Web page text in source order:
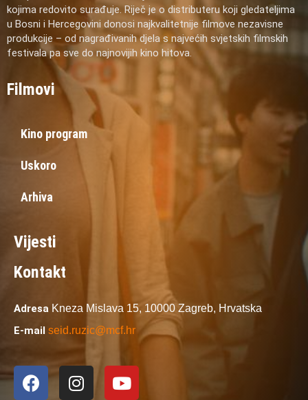
kojima redovito surađuje. Riječ je o distributeru koji gledateljima
u Bosni i Hercegovini donosi najkvalitetnije filmove nezavisne
produkcije – od nagrađivanih djela s najvećih svjetskih filmskih
festivala pa sve do najnovijih kino hitova.
Filmovi
Kino program
Uskoro
Arhiva
Vijesti
Kontakt
Adresa Kneza Mislava 15, 10000 Zagreb, Hrvatska
E-mail seid.ruzic@mcf.hr